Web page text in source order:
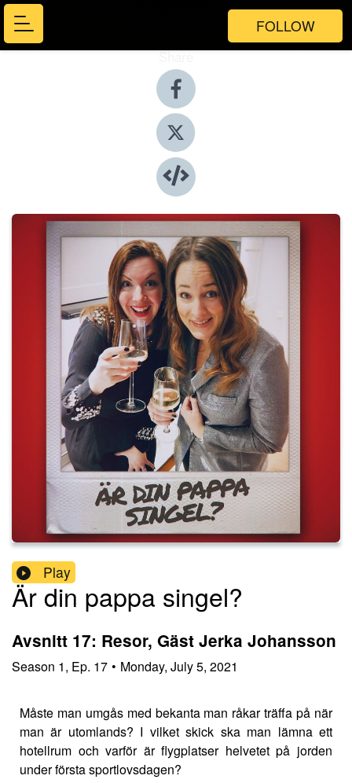
FOLLOW
Share
Play
Är din pappa singel?
Avsnitt 17: Resor, Gäst Jerka Johansson
Season 1, Ep. 17 • Monday, July 5, 2021
Måste man umgås med bekanta man råkar träffa på när
man är utomlands? I vilket skick ska man lämna ett
hotellrum och varför är flygplatser helvetet på jorden
under första sportlovsdagen?